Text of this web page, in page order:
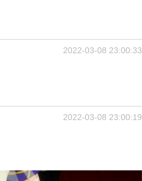
2022-03-08 23:00:33
2022-03-08 23:00:19